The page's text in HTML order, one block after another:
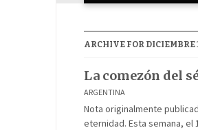
ARCHIVE FOR DICIEMBRE
La comezón del
ARGENTINA
Nota originalmente
eternidad. Esta semana, el